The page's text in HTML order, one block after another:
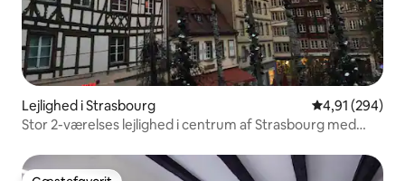
Lejlighed i Strasbourg 4,91 ud af 5 i
4,91 (294)
Stor 2-værelses lejlighed i centrum af Strasbourg med